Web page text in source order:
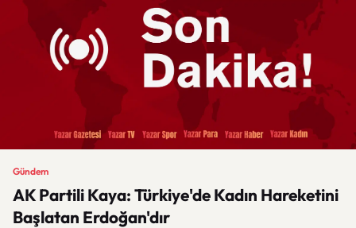
Gündem
AK Partili Kaya: Türkiye'de Kadın Hareketini
Başlatan Erdoğan'dır